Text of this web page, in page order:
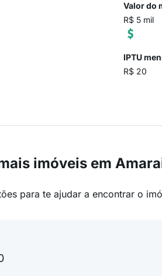
Valor do
R$ 5 mil
IPTU
R$ 20
imóveis em
para te ajudar a encontrar o